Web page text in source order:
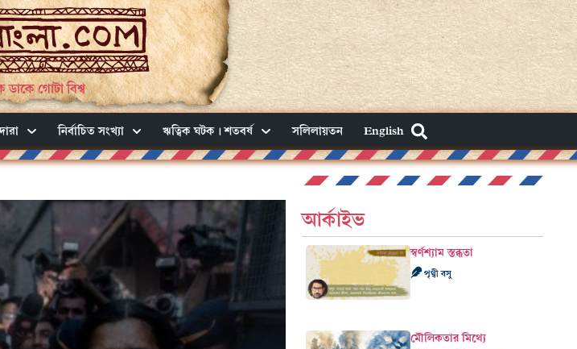
গোটা বিশ্ব
নির্বাচিত সংখ্যা ঋত্বিক ঘটক। শতবর্ষ সলিলায়তন English
আর্কাইভ
স্বর্ণশ্যাম স্তব্ধতা
পৃথ্বী বসু
মৌলিকতার মিথ্যে